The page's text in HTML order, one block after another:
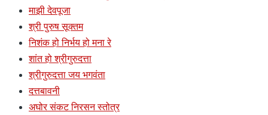
माझी देवपूजा
श्री पुरुष सूक्तम
निशंक हो निर्भय हो मना रे
शांत हो श्रीगुरुदत्ता
श्रीगुरुदत्ता जय भगवंता
दत्तबावनी
अघोर संकट निरसन स्तोत्र